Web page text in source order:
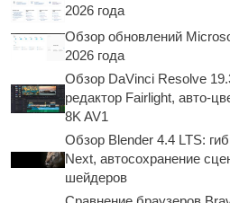
2026 года
Обзор обновлений
2026 года
Обзор DaVinci Resolve
редактор Fairlight, авто-
8K AV1
Обзор Blender 4.4 LTS:
Next, автосохранение
шейдеров